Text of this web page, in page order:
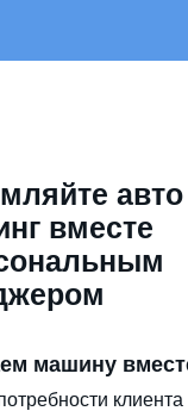
машину
клиента
авто
вместе